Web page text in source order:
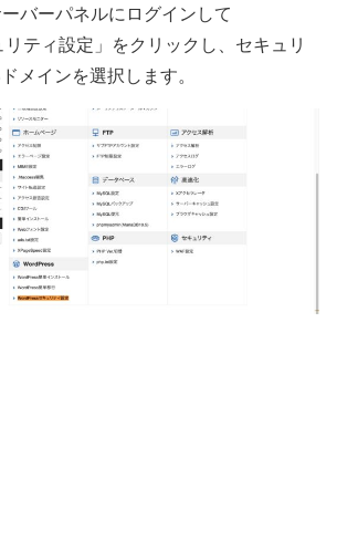
バーパネルにログインして
リティ設定」をクリックし、セキュリ
メインを選択します。